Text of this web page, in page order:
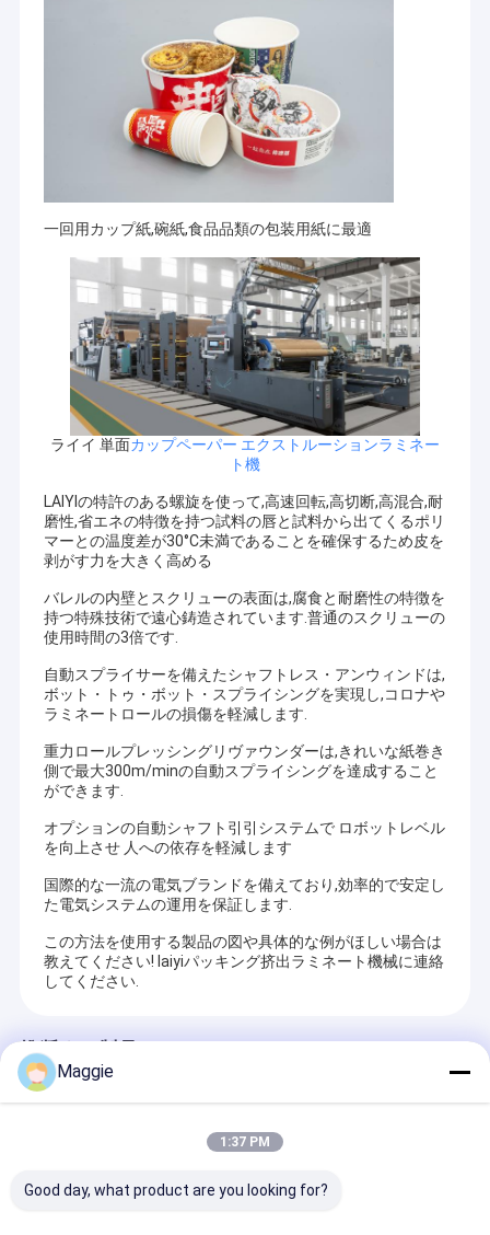
一回用カップ紙,碗紙,食品品類の包装用紙に最適
ライイ 単面カップペーパー エクストルーションラミネー
ト機
LAlYlの特許のある螺旋を使って,高速回転,高切断,高混合,耐
磨性,省エネの特徴を持つ試料の唇と試料から出てくるポリ
マーとの温度差が30°C未満であることを確保するため皮を
剥がす力を大きく高める
バレルの内壁とスクリューの表面は,腐食と耐磨性の特徴を
持つ特殊技術で遠心鋳造されています.普通のスクリューの
使用時間の3倍です.
自動スプライサーを備えたシャフトレス・アンウィンドは,
ボット・トゥ・ボット・スプライシングを実現し,コロナや
ラミネートロールの損傷を軽減します.
重力ロールプレッシングリヴァウンダーは,きれいな紙巻き
側で最大300m/minの自動スプライシングを達成すること
ができます.
オプションの自動シャフト引引システムで ロボットレベル
を向上させ 人への依存を軽減します
国際的な一流の電気ブランドを備えており,効率的で安定し
た電気システムの運用を保証します.
この方法を使用する製品の図や具体的な例がほしい場合は
教えてください! laiyiパッキング挤出ラミネート機械に連絡
してください.
推奨する製品
Maggie
1:37 PM
Good day, what product are you looking for?